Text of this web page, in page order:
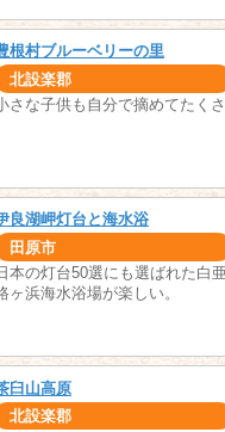
根村ブルーベリーの里
北設楽郡
さな子供も自分で摘めてたく
良湖岬灯台と海水浴
田原市
本の灯台50選にも選ばれた白
ヶ浜海水浴場が楽しい。
臼山高原
北設楽郡